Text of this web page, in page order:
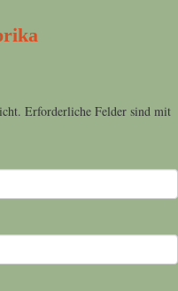
Erforderliche Felder sind mit